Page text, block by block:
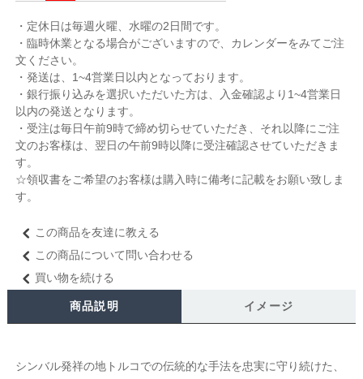
・定休日は毎週火曜、水曜の2日間です。
・臨時休業となる場合がございますので、カレンダーをみてご注
文ください。
・発送は、1~4営業日以内となっております。
・銀行振り込みを選択いただいた方は、入金確認より1~4営業日
以内の発送となります。
・受注は毎日午前9時で締め切らせていただき、それ以降にご注
文のお客様は、翌日の午前9時以降に受注確認させていただきま
す。
☆領収書をご希望のお客様は購入時に備考に記載をお願い致しま
す。
この商品を友達に教える
この商品について問い合わせる
買い物を続ける
商品説明 イメージ
シンバル発祥の地トルコでの伝統的な手法を忠実に守り続けた、